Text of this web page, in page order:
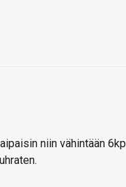
niin vähintään